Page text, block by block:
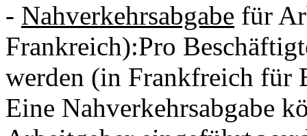
- Nahverkehrsabgabe für
Frankreich):Pro
werden (in Frankfreich für
Eine Nahverkehrsabgabe